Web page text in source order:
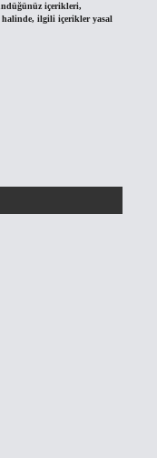
içerikleri,
ilgili içerikler yasal